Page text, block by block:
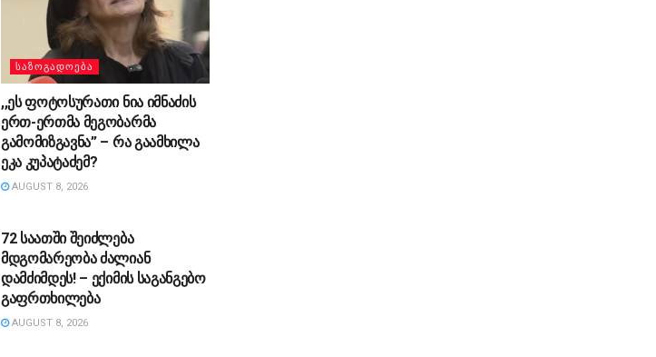
ᲡᲐᲖᲝᲒᲐᲓᲝᲔᲑᲐ
,,ეს ფოტოსურათი ნია იმნაძის
ერთ-ერთმა მეგობარმა
გამომიზგავნა” – რა გაამხილა
ეკა კუპატაძემ?
AUGUST 8, 2026
72 საათში შეიძლება
მდგომარეობა ძალიან
დამძიმდეს! – ექიმის საგანგებო
გაფრთხილება
AUGUST 8, 2026